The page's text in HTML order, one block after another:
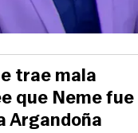
trae mala
que Neme fue
Argandoña